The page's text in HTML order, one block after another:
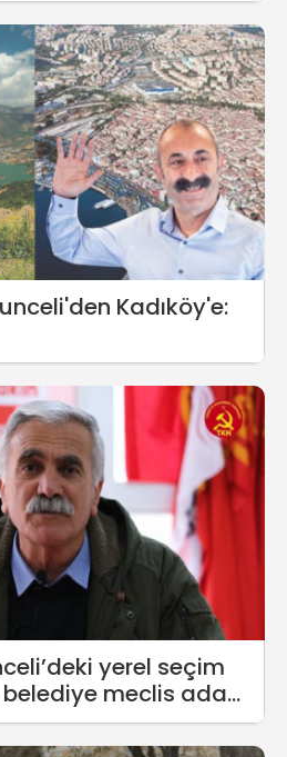
Kadıköy'e:
yerel seçim
belediye meclis adayı
konuştuk